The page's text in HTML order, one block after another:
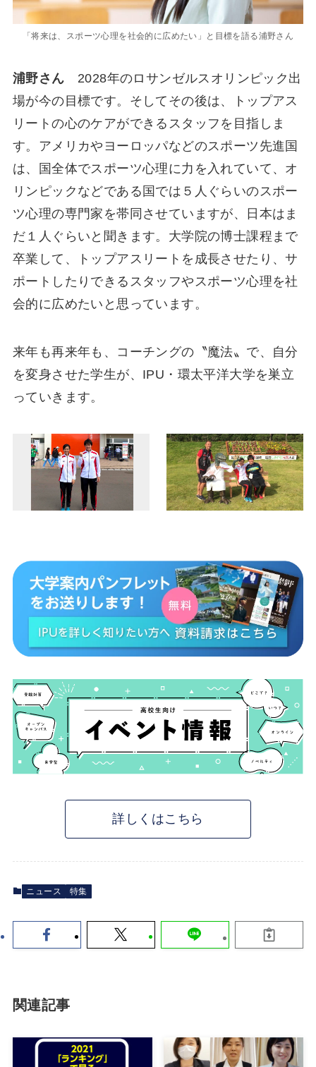
「将来は、スポーツ心理を社会的に広めたい」と目標を語る浦野さん
浦野さん 2028年のロサンゼルスオリンピック出
場が今の目標です。そしてその後は、トップアス
リートの心のケアができるスタッフを目指しま
す。アメリカやヨーロッパなどのスポーツ先進国
は、国全体でスポーツ心理に力を入れていて、オ
リンピックなどである国では５人ぐらいのスポー
ツ心理の専門家を帯同させていますが、日本はま
だ１人ぐらいと聞きます。大学院の博士課程まで
卒業して、トップアスリートを成長させたり、サ
ポートしたりできるスタッフやスポーツ心理を社
会的に広めたいと思っています。
来年も再来年も、コーチングの〝魔法〟で、自分
を変身させた学生が、IPU・環太平洋大学を巣立
っていきます。
詳しくはこちら
ニュース 特集
関連記事